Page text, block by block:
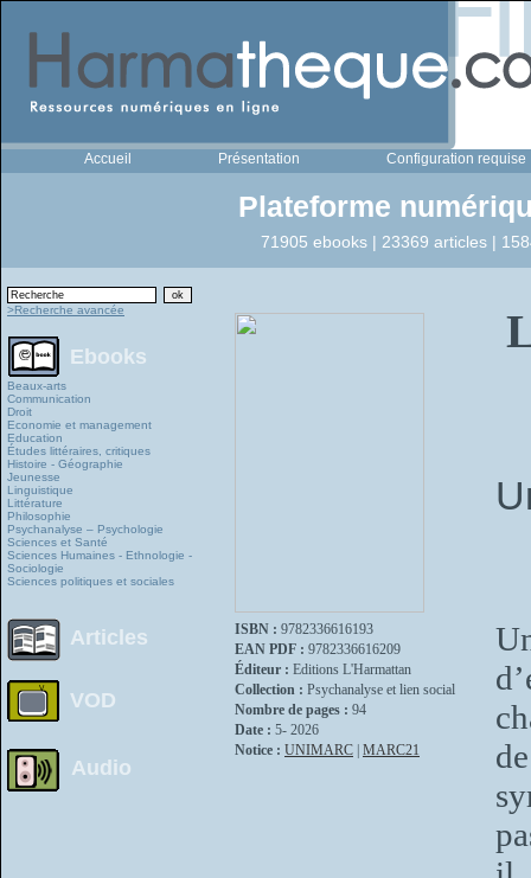
Accueil Présentation Configuration requise
Plateforme
71905 ebooks | 23369 articles |
>Recherche avancée
Ebooks
Beaux-arts
Communication
Droit
Economie et management
Education
Études littéraires, critiques
Histoire - Géographie
Jeunesse
Linguistique
Littérature
Philosophie
Psychanalyse – Psychologie
Sciences et Santé
Sciences Humaines - Ethnologie -
Sociologie
Sciences politiques et sociales
Articles
VOD
Audio
ISBN : 9782336616193
EAN PDF : 9782336616209
Éditeur : Editions L'Harmattan
Collection : Psychanalyse et lien social
Nombre de pages : 94
Date : 5- 2026
Notice : UNIMARC MARC21